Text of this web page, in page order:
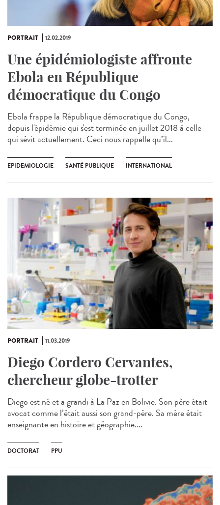
PORTRAIT 12.02.2019
Une épidémiologiste affronte
Ebola en République
démocratique du Congo
Ebola frappe la République démocratique du Congo,
depuis l'épidémie qui s'est terminée en juillet 2018 à celle
qui sévit actuellement. Ceci nous rappelle qu’il...
EPIDEMIOLOGIE SANTÉ PUBLIQUE INTERNATIONAL
PORTRAIT 11.03.2019
Diego Cordero Cervantes,
chercheur globe-trotter
Diego est né et a grandi à La Paz en Bolivie. Son père était
avocat comme l’était aussi son grand-père. Sa mère était
enseignante en histoire et géographie....
DOCTORAT PPU